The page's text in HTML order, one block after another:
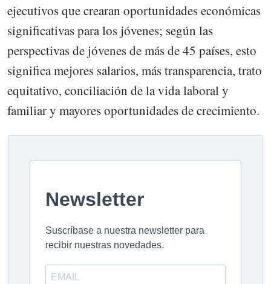
ejecutivos que crearan oportunidades económicas
significativas para los jóvenes; según las
perspectivas de jóvenes de más de 45 países, esto
significa mejores salarios, más transparencia, trato
equitativo, conciliación de la vida laboral y
familiar y mayores oportunidades de crecimiento.